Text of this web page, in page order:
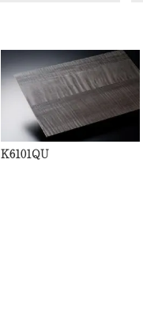
K6101QU